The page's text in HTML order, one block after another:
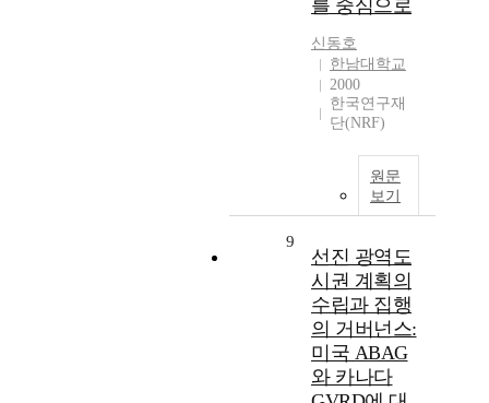
를 중심으로
신동호
한남대학교
2000
한국연구재
단(NRF)
원문
보기
9
선진 광역도
시권 계획의
수립과 집행
의 거버넌스:
미국 ABAG
와 카나다